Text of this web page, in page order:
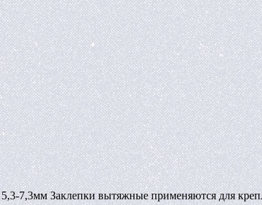
7,3мм Заклепки вытяжные применяются для